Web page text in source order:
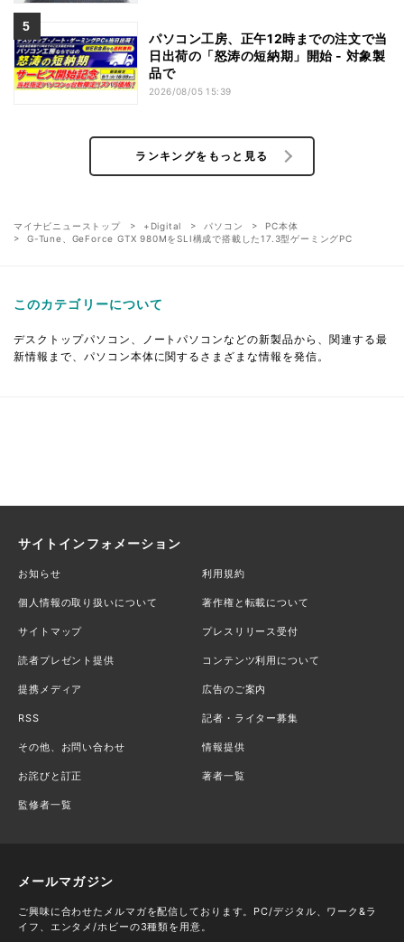
パソコン工房、正午12時までの注文で当
日出荷の「怒涛の短納期」開始 - 対象製
品で
2026/08/05 15:39
ランキングをもっと見る
マイナビニューストップ +Digital パソコン
PC本体
G-Tune、GeForce GTX 980MをSLI構成で搭載した17.3型ゲーミングPC
このカテゴリーについて
デスクトップパソコン、ノートパソコンなどの新製品から、関連する最
新情報まで、パソコン本体に関するさまざまな情報を発信。
サイトインフォメーション
お知らせ 利用規約
個人情報の取り扱いについて 著作権と転載について
サイトマップ プレスリリース受付
読者プレゼント提供 コンテンツ利用について
提携メディア 広告のご案内
RSS 記者・ライター募集
その他、お問い合わせ 情報提供
お詫びと訂正 著者一覧
監修者一覧
メールマガジン
ご興味に合わせたメルマガを配信しております。PC/デジタル、ワーク&ラ
イフ、エンタメ/ホビーの3種類を用意。